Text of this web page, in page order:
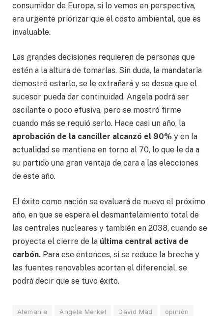
consumidor de Europa, si lo vemos en perspectiva,
era urgente priorizar que el costo ambiental, que es
invaluable.
Las grandes decisiones requieren de personas que
estén a la altura de tomarlas. Sin duda, la mandataria
demostró estarlo, se le extrañará y se desea que el
sucesor pueda dar continuidad. Angela podrá ser
oscilante o poco efusiva, pero se mostró firme
cuando más se requió serlo. Hace casi un año, la
aprobación de la canciller alcanzó el 90% y en la
actualidad se mantiene en torno al 70, lo que le da a
su partido una gran ventaja de cara a las elecciones
de este año.
El éxito como nación se evaluará de nuevo el próximo
año, en que se espera el desmantelamiento total de
las centrales nucleares y también en 2038, cuando se
proyecta el cierre de la última central activa de
carbón. Para ese entonces, si se reduce la brecha y
las fuentes renovables acortan el diferencial, se
podrá decir que se tuvo éxito.
Alemania Angela Merkel David Mad opinión